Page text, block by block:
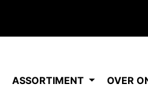
ASSORTIMENT OVER